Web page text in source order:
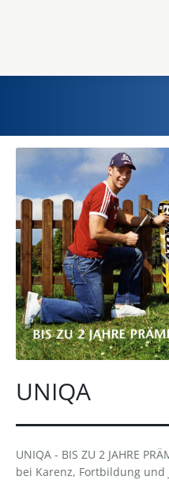
Home
Einst und Heute
Marken
Konzerne
Epoche
UNIQA
UNIQA - BIS ZU 2 JAHRE
bei Karenz, Fortbildung und